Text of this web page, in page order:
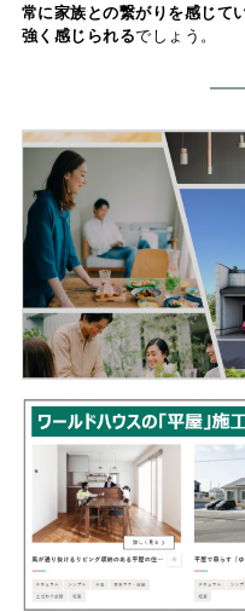
常に家族との繋がりを感じて
強く感じられるでしょう。